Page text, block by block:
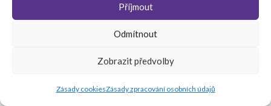
Příjmout
Odmítnout
Zobrazit předvolby
Zásady cookiesZásady zpracování osobních údajů
© Copyright 2008 - 2026 svetsvateb.cz a dodavatelé obsahu
Všechna práva vyhrazena
staráSoftmedia
souhlasu provozovatele zakázáno.